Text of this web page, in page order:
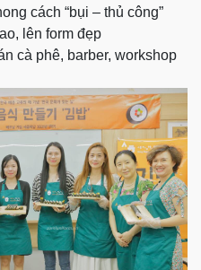
cách “bụi – thủ công”
lên form đẹp
cà phê, barber, workshop